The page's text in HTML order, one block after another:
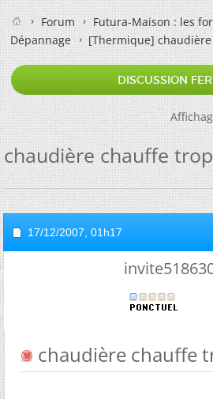
Forum
Futura-Maison : les
Dépannage
[Thermique]chaudière
DISCUSSION
chaudière chauffe trop
17/12/2007, 01h17
chaudière chauffe